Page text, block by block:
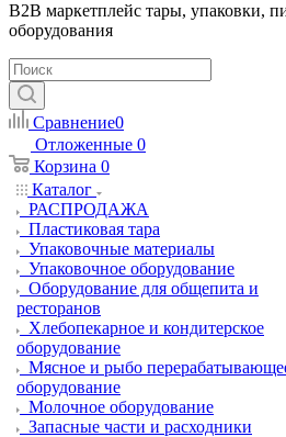
B2B маркетплейс тары, упаковки,
оборудования
Сравнение0
Отложенные 0
Корзина 0
Каталог
РАСПРОДАЖА
Пластиковая тара
Упаковочные материалы
Упаковочное оборудование
Оборудование для общепита и
ресторанов
Хлебопекарное и кондитерское
оборудование
Мясное и рыбо
оборудование
Молочное оборудование
Запасные части и расходники